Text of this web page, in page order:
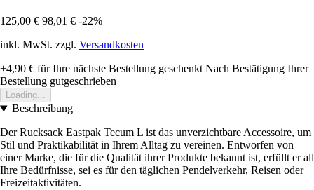
125,00 € 98,01 € -22%
inkl. MwSt. zzgl. Versandkosten
+4,90 € für Ihre nächste Bestellung geschenkt Nach Bestätigung Ihrer
Bestellung gutgeschrieben
Loading...
Beschreibung
Der Rucksack Eastpak Tecum L ist das unverzichtbare Accessoire, um
Stil und Praktikabilität in Ihrem Alltag zu vereinen. Entworfen von
einer Marke, die für die Qualität ihrer Produkte bekannt ist, erfüllt er all
Ihre Bedürfnisse, sei es für den täglichen Pendelverkehr, Reisen oder
Freizeitaktivitäten.